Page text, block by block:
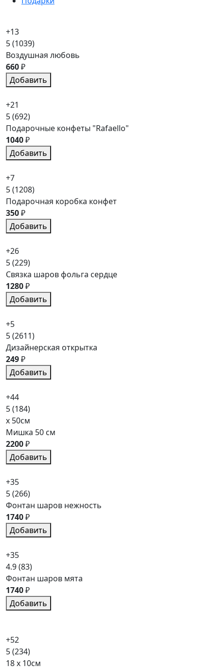
+13
5(1039)
Воздушная любовь
660₽
Добавить
+21
5(692)
Подарочные конфеты "Rafaello"
1040₽
Добавить
+7
5(1208)
Подарочная коробка конфет
350₽
Добавить
+26
5(229)
Связка шаров фольга сердце
1280₽
Добавить
+5
5(2611)
Дизайнерская открытка
249₽
Добавить
+44
5(184)
x 50см
Мишка 50 см
2200₽
Добавить
+35
5(266)
Фонтан шаров нежность
1740₽
Добавить
+35
4.9(83)
Фонтан шаров мята
1740₽
Добавить
+52
5(234)
18 x 10см